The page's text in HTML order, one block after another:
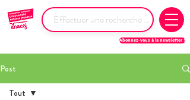
Abonnez-vous à la newsletter !
Post
Tout